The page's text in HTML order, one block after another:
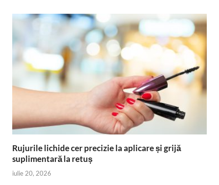
Rujurile lichide cer precizie la aplicare și grijă
suplimentară la retuș
iulie 20, 2026